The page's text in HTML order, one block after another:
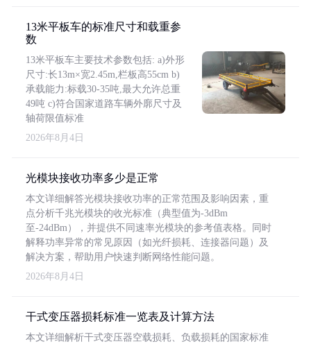
13米平板车的标准尺寸和载重参
数
13米平板车主要技术参数包括: a)外形
尺寸:长13m×宽2.45m,栏板高55cm b)
承载能力:标载30-35吨,最大允许总重
49吨 c)符合国家道路车辆外廓尺寸及
轴荷限值标准
2026年8月4日
光模块接收功率多少是正常
本文详细解答光模块接收功率的正常范围及影响因素，重
点分析千兆光模块的收光标准（典型值为-3dBm
至-24dBm），并提供不同速率光模块的参考值表格。同时
解释功率异常的常见原因（如光纤损耗、连接器问题）及
解决方案，帮助用户快速判断网络性能问题。
2026年8月4日
干式变压器损耗标准一览表及计算方法
本文详细解析干式变压器空载损耗、负载损耗的国家标准